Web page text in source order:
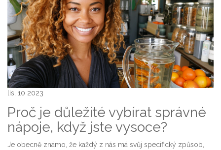
lis, 10 2023
Proč je důležité vybírat správné
nápoje, když jste vysoce?
Je obecně známo, že každý z nás má svůj specifický způsob,